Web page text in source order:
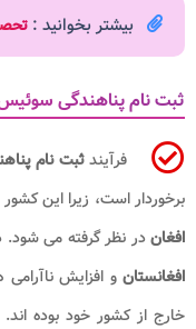
بیشتر بخوانید :
ثبت نام پناهندگی
فرآیندثبت نام
برخوردار است، زیرا این
افغاندر نظر گرفته می
افغانستانو افزایش ناآرامی
خارج از کشور خود بوده